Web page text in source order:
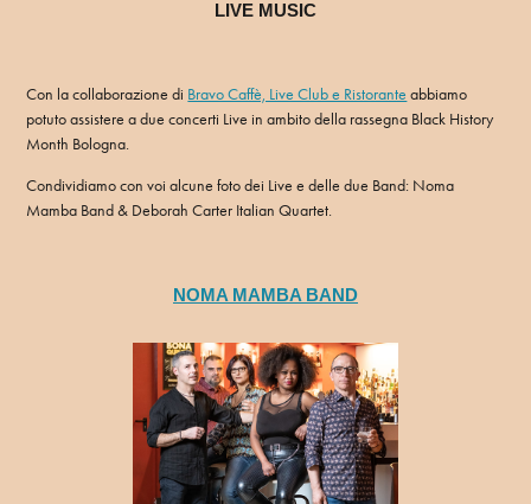
LIVE MUSIC
Con la collaborazione di Bravo Caffè, Live Club e Ristorante abbiamo
potuto assistere a due concerti Live in ambito della rassegna Black History
Month Bologna.
Condividiamo con voi alcune foto dei Live e delle due Band: Noma
Mamba Band & Deborah Carter Italian Quartet.
NOMA MAMBA BAND